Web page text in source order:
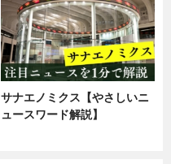
サナエノミクス【やさしいニ
ュースワード解説】